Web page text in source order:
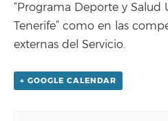
“Programa Deporte y Salud
Tenerife” como en las
externas del Servicio.
+ GOOGLE CALENDAR